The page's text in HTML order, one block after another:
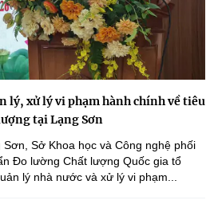
lý, xử lý vi phạm hành chính về tiêu
tại Lạng Sơn
Sở Khoa học và Công nghệ phối
Đo lường Chất lượng Quốc gia tổ
lý nhà nước và xử lý vi phạm...